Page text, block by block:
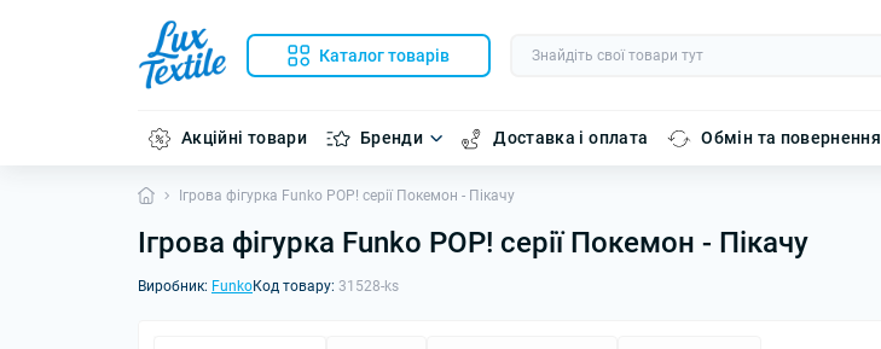
Каталог товарів
Акційні товари Бренди Доставка і оплата Обмін та повернення
Ігрова фігурка Funko POP! серії Покемон - Пікачу
Ігрова фігурка Funko POP! серії Покемон - Пікачу
Виробник: FunkoКод товару: 31528-ks